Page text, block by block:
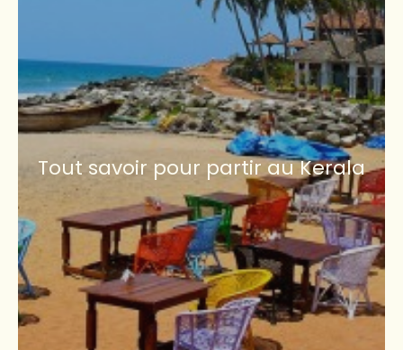
Tout savoir pour partir au Kerala